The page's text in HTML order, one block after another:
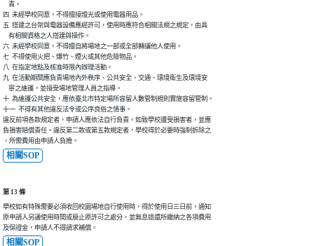
    責。
四  未經學校同意，不得擅接燈光或使用電器用品。
五  搭建之台架與電器設備應經許可，使用時應符合相關法規之規定，由具
    有相關資格之人搭建與操作。
六  未經學校同意，不得擅自將場地之一部或全部轉讓他人使用。
七  不得使用火把、爆竹、煙火或其他危險物品。
八  在指定地點及核准時限內辦理活動。
九  在活動期間應負責場地內外秩序、公共安全、交通、環境衛生及環境安
    寧之維護，並接受場地管理人員之指導。
十  為維護公共安全，應依臺北市特定場所容留人數管制規則實施容留管制。
十一  不得有其他違反法令或公序良俗之情事。
違反前項各款規定者，申請人應依法自行負責。如致學校遭受損害者，並應
負損害賠償責任。違反第二款或第五款規定者，學校得於必要時強制拆除之
，所需費用由申請人負擔。
相關SOP
第 13 條
學校如有特殊需要必須收回校園場地自行使用時，得於使用日三日前，通知
原申請人另議使用時間或廢止原許可之處分，並無息退還所繳納之各項費用
及保證金，申請人不得請求補償。
相關SOP